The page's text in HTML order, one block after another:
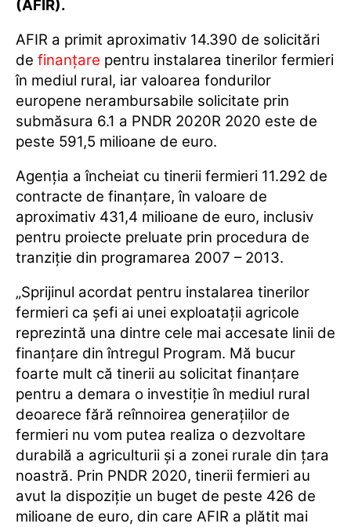
(AFIR).
AFIR a primit aproximativ 14.390 de solicitări
de finanţare pentru instalarea tinerilor fermieri
în mediul rural, iar valoarea fondurilor
europene nerambursabile solicitate prin
submăsura 6.1 a PNDR 2020R 2020 este de
peste 591,5 milioane de euro.
Agenția a încheiat cu tinerii fermieri 11.292 de
contracte de finanţare, în valoare de
aproximativ 431,4 milioane de euro, inclusiv
pentru proiecte preluate prin procedura de
tranziţie din programarea 2007 – 2013.
„Sprijinul acordat pentru instalarea tinerilor
fermieri ca şefi ai unei exploataţii agricole
reprezintă una dintre cele mai accesate linii de
finanţare din întregul Program. Mă bucur
foarte mult că tinerii au solicitat finanţare
pentru a demara o investiţie în mediul rural
deoarece fără reînnoirea generaţiilor de
fermieri nu vom putea realiza o dezvoltare
durabilă a agriculturii şi a zonei rurale din ţara
noastră. Prin PNDR 2020, tinerii fermieri au
avut la dispoziţie un buget de peste 426 de
milioane de euro, din care AFIR a plătit mai